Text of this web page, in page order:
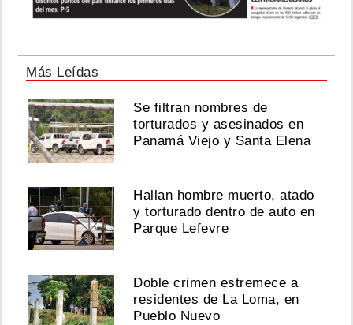
Más Leídas
Se filtran nombres de
torturados y asesinados en
Panamá Viejo y Santa Elena
Hallan hombre muerto, atado
y torturado dentro de auto en
Parque Lefevre
Doble crimen estremece a
residentes de La Loma, en
Pueblo Nuevo